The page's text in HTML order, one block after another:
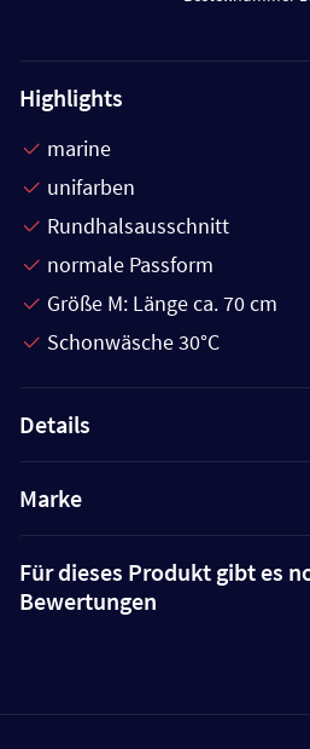
Highlights
marine
unifarben
Rundhalsausschnitt
normale Passform
Größe M: Länge ca. 70 cm
Schonwäsche 30°C
Details
Marke
Für dieses Produkt gibt es
Bewertungen